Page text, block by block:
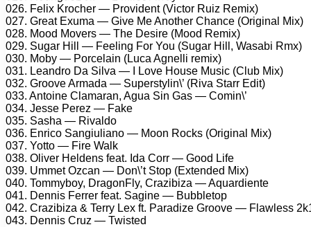
026. Felix Krocher — Provident (Victor Ruiz Remix)
027. Great Exuma — Give Me Another Chance (Original Mix)
028. Mood Movers — The Desire (Mood Remix)
029. Sugar Hill — Feeling For You (Sugar Hill, Wasabi Rmx)
030. Moby — Porcelain (Luca Agnelli remix)
031. Leandro Da Silva — I Love House Music (Club Mix)
032. Groove Armada — Superstylin\’ (Riva Starr Edit)
033. Antoine Clamaran, Agua Sin Gas — Comin\’
034. Jesse Perez — Fake
035. Sasha — Rivaldo
036. Enrico Sangiuliano — Moon Rocks (Original Mix)
037. Yotto — Fire Walk
038. Oliver Heldens feat. Ida Corr — Good Life
039. Ummet Ozcan — Don\’t Stop (Extended Mix)
040. Tommyboy, DragonFly, Crazibiza — Aquardiente
041. Dennis Ferrer feat. Sagine — Bubbletop
042. Crazibiza & Terry Lex ft. Paradize Groove — Flawless
043. Dennis Cruz — Twisted